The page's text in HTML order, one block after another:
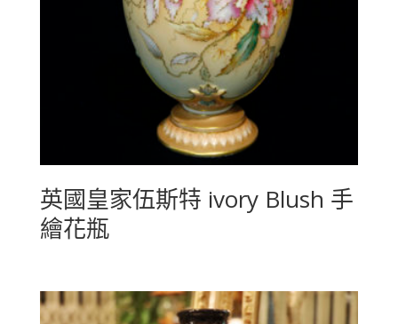
英國皇家伍斯特 ivory Blush 手
繪花瓶